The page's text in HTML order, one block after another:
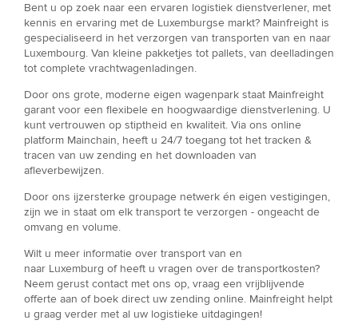
Bent u op zoek naar een ervaren logistiek dienstverlener, met
kennis en ervaring met de Luxemburgse markt? Mainfreight is
gespecialiseerd in het verzorgen van transporten van en naar
Luxembourg. Van kleine pakketjes tot pallets, van deelladingen
tot complete vrachtwagenladingen.
Door ons grote, moderne eigen wagenpark staat Mainfreight
garant voor een flexibele en hoogwaardige dienstverlening. U
kunt vertrouwen op stiptheid en kwaliteit. Via ons online
platform Mainchain, heeft u 24/7 toegang tot het tracken &
tracen van uw zending en het downloaden van
afleverbewijzen.
Door ons ijzersterke groupage netwerk én eigen vestigingen,
zijn we in staat om elk transport te verzorgen - ongeacht de
omvang en volume.
Wilt u meer informatie over transport van en
naar Luxemburg of heeft u vragen over de transportkosten?
Neem gerust contact met ons op, vraag een vrijblijvende
offerte aan of boek direct uw zending online. Mainfreight helpt
u graag verder met al uw logistieke uitdagingen!